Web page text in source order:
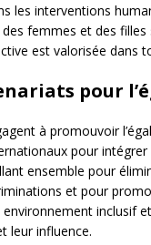
les interventions
femmes et des
est valorisée dans
pour
à promouvoir
pour
ensemble pour
et pour
inclusif
leur influence.